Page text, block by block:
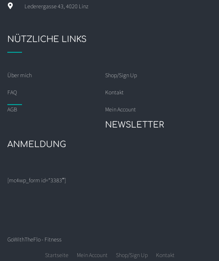
Lederergasse 43, 4020 Linz
NÜTZLICHE LINKS
Über mich Shop/Sign Up
FAQ Kontakt
AGB Mein Account
NEWSLETTER
ANMELDUNG
[mc4wp_form id=“3383″]
GoWithTheFlo - Fitness
Startseite Mein Account Shop/Sign Up Kontakt